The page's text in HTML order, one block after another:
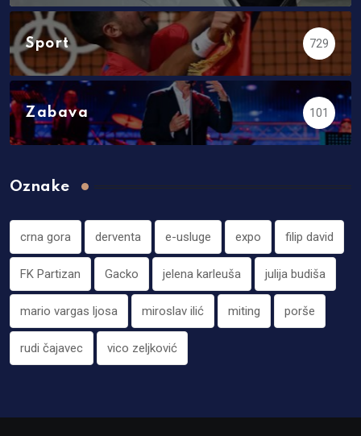
Sport 729
Zabava 101
Oznake
crna gora derventa e-usluge expo filip david
FK Partizan Gacko jelena karleuša julija budiša
mario vargas ljosa miroslav ilić miting porše
rudi čajavec vico zeljković